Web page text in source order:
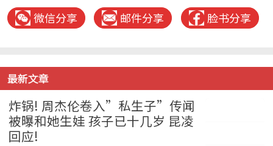
微信分享 邮件分享 脸书分享
最新文章
炸锅! 周杰伦卷入”私生子”传闻
被曝和她生娃 孩子已十几岁 昆凌
回应!